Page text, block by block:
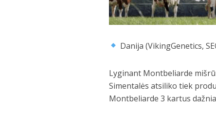
Danija (VikingGenetics,
Lyginant Montbeliarde
Simentalės atsiliko tiek
Montbeliarde 3 kartus